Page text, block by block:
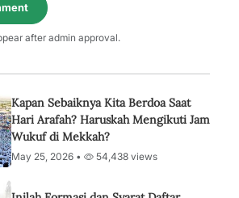
after admin approval.
Kapan Sebaiknya Kita Berdoa Saat
Hari Arafah? Haruskah Mengikuti Jam
Wukuf di Mekkah?
May 25, 2026 • 54,438 views